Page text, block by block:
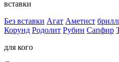
вставки
Без вставки Агат Аметист
Корунд Родолит Рубин Сапфир
для кого